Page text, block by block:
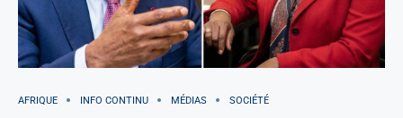
AFRIQUE INFO CONTINU MÉDIAS SOCIÉTÉ